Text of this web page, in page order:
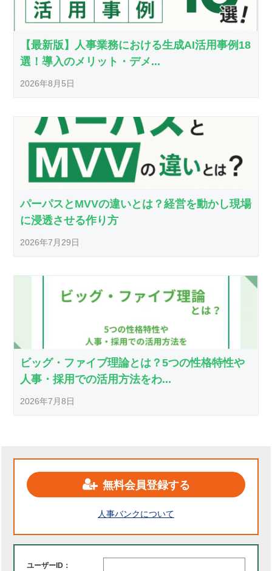
【最新版】人事業務における生成AI活用事例18
選！導入のメリット・デメ...
2026年8月5日
パーパスとMVVの違いとは？経営を動かし現場
に浸透させる作り方
2026年7月29日
ビッグ・ファイブ理論とは？5つの性格特性や
人事・採用での活用方法をわ...
2026年7月8日
無料会員登録する
人事バンクについて
ユーザーID：